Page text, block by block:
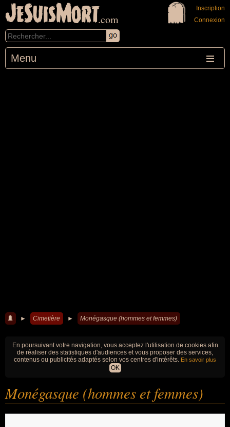
JeSuisMort.com
Menu
Inscription
Connexion
► Cimetière ► Monégasque (hommes et femmes)
En poursuivant votre navigation, vous acceptez l'utilisation de cookies afin
de réaliser des statistiques d'audiences et vous proposer des services,
contenus ou publicités adaptés selon vos centres d'intérêts. En savoir plus
OK
Monégasque (hommes et femmes)